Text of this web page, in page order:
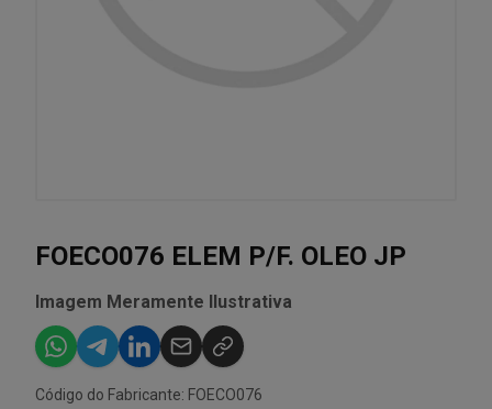
FOECO076 ELEM P/F. OLEO JP
Imagem Meramente Ilustrativa
Código do Fabricante: FOECO076